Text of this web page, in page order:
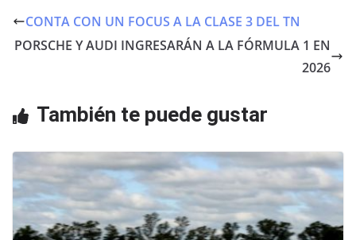
e
b
k
er s
A
CONTA CON UN FOCUS A LA CLASE 3 DEL TN
PORSCHE Y AUDI INGRESARÁN A LA FÓRMULA 1 EN
2026
También te puede gustar